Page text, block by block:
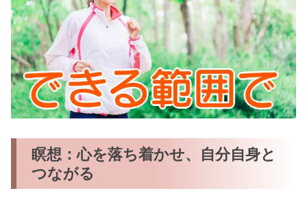
瞑想：心を落ち着かせ、自分自身と
つながる